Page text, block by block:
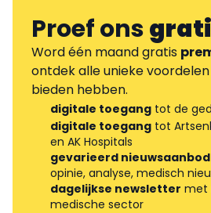
Proef ons
Word één maand gratis
ontdek alle unieke
bieden hebben.
digitale toegang tot de
digitale toegang tot
en AK Hospitals
gevarieerd nieuwsaanbod
opinie, analyse, medisch
dagelijkse newsletter met
medische sector